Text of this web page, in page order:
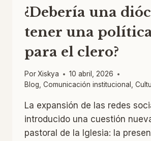
¿Debería una
tener una
para el clero?
PorXiskya
10 abril, 2026
Blog Comunicación institucional
La expansión de las redes
introducido una cuestión
pastoral de la Iglesia: la